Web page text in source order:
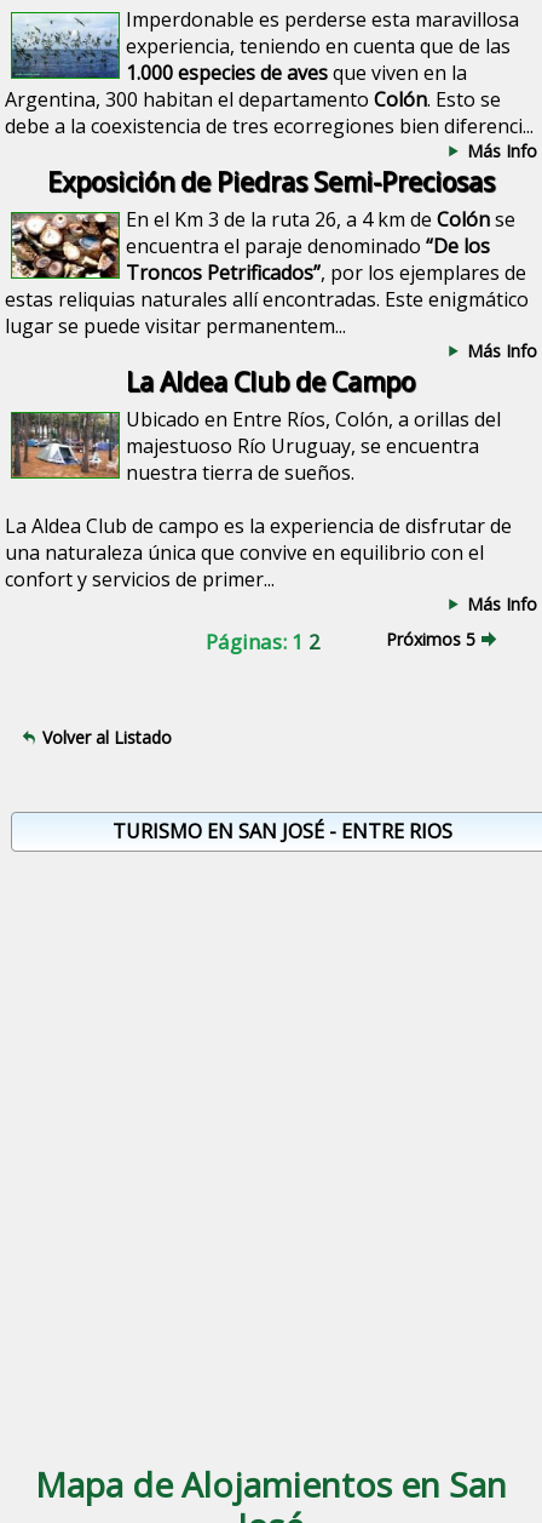
Imperdonable es perderse esta maravillosa
experiencia, teniendo en cuenta que de las
1.000 especies de avesque viven en la
Argentina, 300 habitan el departamentoColón. Esto se
debe a la coexistencia de tres ecorregiones bien diferenci...
Más Info
Exposición de Piedras Semi-Preciosas
En el Km 3 de la ruta 26, a 4 km deColónse
encuentra el paraje denominado“De los
Troncos Petrificados”, por los ejemplares de
estas reliquias naturales allí encontradas. Este enigmático
lugar se puede visitar permanentem...
Más Info
La Aldea Club de Campo
Ubicado en Entre Ríos, Colón, a orillas del
majestuoso Río Uruguay, se encuentra
nuestra tierra de sueños.
La Aldea Club de campo es la experiencia de disfrutar de
una naturaleza única que convive en equilibrio con el
confort y servicios de primer...
Más Info
Páginas: 1 2 Próximos 5
Volver al Listado
TURISMO EN SAN JOSÉ - ENTRE RIOS
Mapa de Alojamientos en San